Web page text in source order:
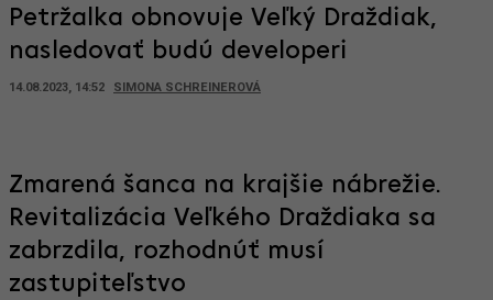
Petržalka obnovuje Veľký Draždiak,
nasledovať budú developeri
14.08.2023, 14:52 SIMONA SCHREINEROVÁ
Zmarená šanca na krajšie nábrežie.
Revitalizácia Veľkého Draždiaka sa
zabrzdila, rozhodnúť musí
zastupiteľstvo